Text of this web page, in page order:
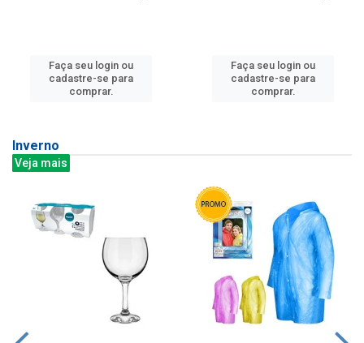
Faça seu login ou
cadastre-se para
comprar.
Faça seu login ou
cadastre-se para
comprar.
Inverno
Veja mais